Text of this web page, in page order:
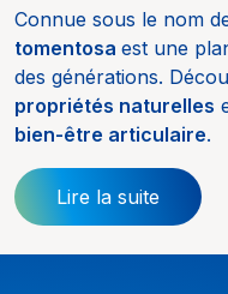
Connue sous le nom
tomentosa est une
des générations.
propriétés naturelles
bien-être articulaire.
Lire la suite